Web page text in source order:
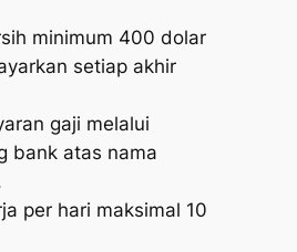
minimum 400 dolar
setiap akhir
gaji melalui
bank atas nama
per hari maksimal 10